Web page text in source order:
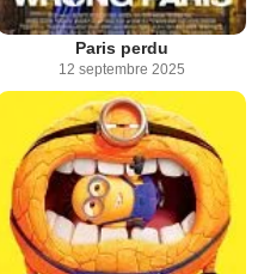
Paris perdu
12 septembre 2025